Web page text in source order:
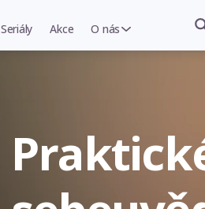
Seriály Akce O nás